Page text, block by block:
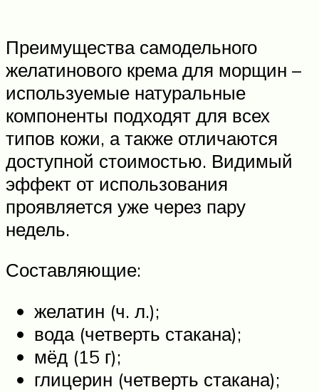
Преимущества самодельного
желатинового крема для морщин –
используемые натуральные
компоненты подходят для всех
типов кожи, а также отличаются
доступной стоимостью. Видимый
эффект от использования
проявляется уже через пару
недель.
Составляющие:
желатин (ч. л.);
вода (четверть стакана);
мёд (15 г);
глицерин (четверть стакана);